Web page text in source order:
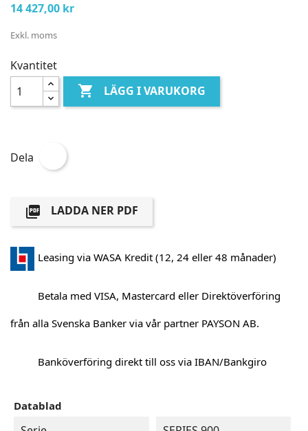
14 427,00 kr
Exkl. moms
Kvantitet
 LÄGG I VARUKORG
Dela
 LADDA NER PDF
Leasing via WASA Kredit (12, 24 eller 48 månader)
Betala med VISA, Mastercard eller Direktöverföring
från alla Svenska Banker via vår partner PAYSON AB.
Banköverföring direkt till oss via IBAN/Bankgiro
Datablad